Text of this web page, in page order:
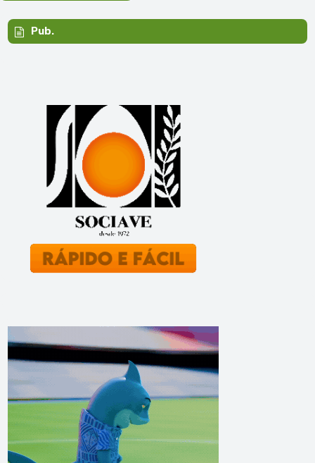
Pub.